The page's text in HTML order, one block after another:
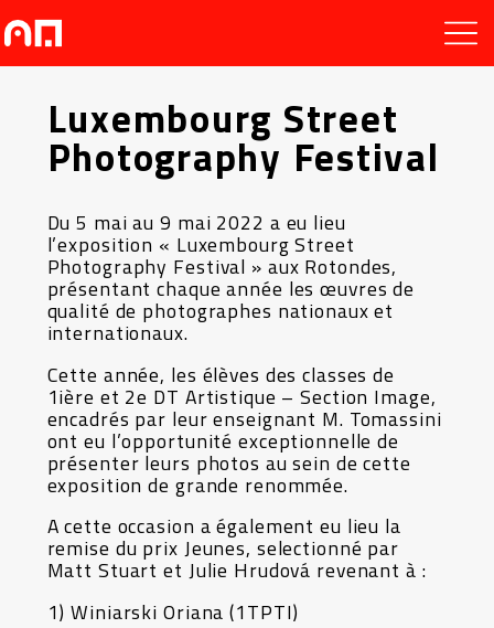
Luxembourg Street
Photography Festival
Du 5 mai au 9 mai 2022 a eu lieu
l’exposition « Luxembourg Street
Photography Festival » aux Rotondes,
présentant chaque année les œuvres de
qualité de photographes nationaux et
internationaux.
Cette année, les élèves des classes de
1ière et 2e DT Artistique – Section Image,
encadrés par leur enseignant M. Tomassini
ont eu l’opportunité exceptionnelle de
présenter leurs photos au sein de cette
exposition de grande renommée.
A cette occasion a également eu lieu la
remise du prix Jeunes, selectionné par
Matt Stuart et Julie Hrudová revenant à :
1) Winiarski Oriana (1TPTI)